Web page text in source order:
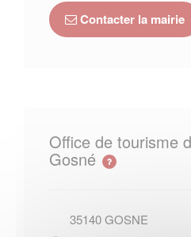
Contacter la mairie
Office de tourisme
Gosné
35140GOSNE